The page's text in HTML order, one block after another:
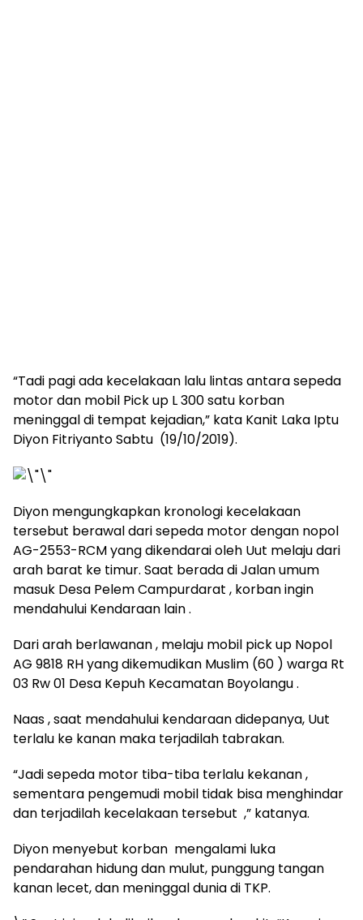
“Tadi pagi ada kecelakaan lalu lintas antara sepeda
motor dan mobil Pick up L 300 satu korban
meninggal di tempat kejadian,” kata Kanit Laka Iptu
Diyon Fitriyanto Sabtu (19/10/2019).
Diyon mengungkapkan kronologi kecelakaan
tersebut berawal dari sepeda motor dengan nopol
AG-2553-RCM yang dikendarai oleh Uut melaju dari
arah barat ke timur. Saat berada di Jalan umum
masuk Desa Pelem Campurdarat , korban ingin
mendahului Kendaraan lain .
Dari arah berlawanan , melaju mobil pick up Nopol
AG 9818 RH yang dikemudikan Muslim (60 ) warga Rt
03 Rw 01 Desa Kepuh Kecamatan Boyolangu .
Naas , saat mendahului kendaraan didepanya, Uut
terlalu ke kanan maka terjadilah tabrakan.
“Jadi sepeda motor tiba-tiba terlalu kekanan ,
sementara pengemudi mobil tidak bisa menghindar
dan terjadilah kecelakaan tersebut ,” katanya.
Diyon menyebut korban mengalami luka
pendarahan hidung dan mulut, punggung tangan
kanan lecet, dan meninggal dunia di TKP.